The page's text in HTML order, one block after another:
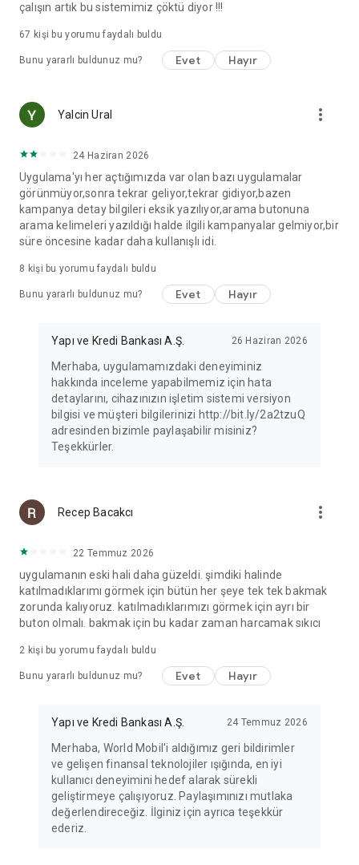
çalışın artık bu sistemimiz çöktü diyor !!!
67 kişi bu yorumu faydalı buldu
Bunu yararlı buldunuz mu? Evet Hayır
Yalcin Ural more_vert
24 Haziran 2026
Uygulama'yı her açtığımızda var olan bazı uygulamalar
görünmüyor,sonra tekrar geliyor,tekrar gidiyor,bazen
kampanya detay bilgileri eksik yazılıyor,arama butonuna
arama kelimeleri yazıldığı halde ilgili kampanyalar gelmiyor,bir
süre öncesine kadar daha kullanışlı idi.
8 kişi bu yorumu faydalı buldu
Bunu yararlı buldunuz mu? Evet Hayır
Yapı ve Kredi Bankası A.Ş. 26 Haziran 2026
Merhaba, uygulamamızdaki deneyiminiz
hakkında inceleme yapabilmemiz için hata
detaylarını, cihazınızın işletim sistemi versiyon
bilgisi ve müşteri bilgilerinizi http://bit.ly/2a2tzuQ
adresinden bizimle paylaşabilir misiniz?
Teşekkürler.
Recep Bacakcı more_vert
22 Temmuz 2026
uygulamanın eski hali daha güzeldi. şimdiki halinde
katılmadıklarımı görmek için bütün her şeye tek tek bakmak
zorunda kalıyoruz. katılmadıklarımızı görmek için ayrı bir
buton olmalı. bakmak için bu kadar zaman harcamak sıkıcı
2 kişi bu yorumu faydalı buldu
Bunu yararlı buldunuz mu? Evet Hayır
Yapı ve Kredi Bankası A.Ş. 24 Temmuz 2026
Merhaba, World Mobil'i aldığımız geri bildirimler
ve gelişen finansal teknolojiler ışığında, en iyi
kullanıcı deneyimini hedef alarak sürekli
geliştirmeye çalışıyoruz. Paylaşımınızı mutlaka
değerlendireceğiz. İlginiz için ayrıca teşekkür
ederiz.